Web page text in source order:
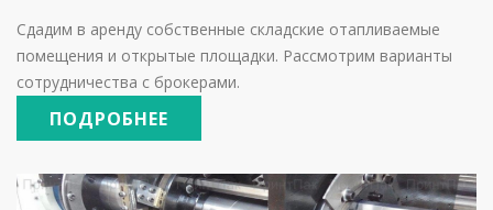
Сдадим в аренду собственные складские отапливаемые
помещения и открытые площадки. Рассмотрим варианты
сотрудничества с брокерами.
ПОДРОБНЕЕ